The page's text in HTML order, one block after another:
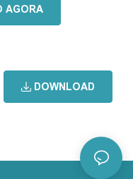
AGORA
DOWNLOAD